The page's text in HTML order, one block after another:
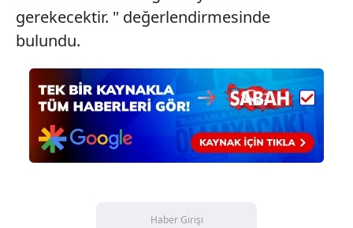
gerekecektir. " değerlendirmesinde
bulundu.
Haber Girişi